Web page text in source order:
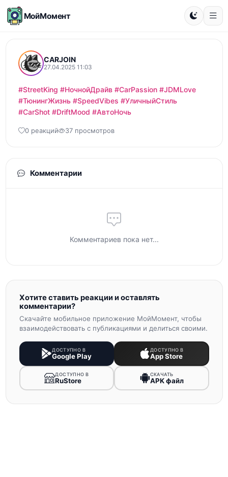
МойМомент
CARJOIN
27.04.2025 11:03
#StreetKing #НочнойДрайв #CarPassion #JDMLove
#ТюнингЖизнь #SpeedVibes #УличныйСтиль
#CarShot #DriftMood #АвтоНочь
0 реакций 37 просмотров
Комментарии
Комментариев пока нет...
Хотите ставить реакции и оставлять
комментарии?
Скачайте мобильное приложение МойМомент, чтобы
взаимодействовать с публикациями и делиться своими.
ДОСТУПНО В
Google Play
ДОСТУПНО В
App Store
ДОСТУПНО В
RuStore
СКАЧАТЬ
APK файл